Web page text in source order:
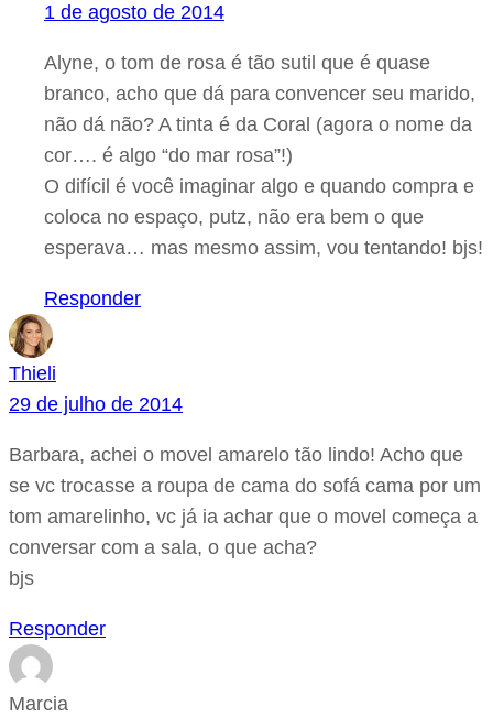
1 de agosto de 2014
Alyne, o tom de rosa é tão sutil que é quase
branco, acho que dá para convencer seu marido,
não dá não? A tinta é da Coral (agora o nome da
cor…. é algo “do mar rosa”!)
O difícil é você imaginar algo e quando compra e
coloca no espaço, putz, não era bem o que
esperava… mas mesmo assim, vou tentando! bjs!
Responder
Thieli
29 de julho de 2014
Barbara, achei o movel amarelo tão lindo! Acho que
se vc trocasse a roupa de cama do sofá cama por um
tom amarelinho, vc já ia achar que o movel começa a
conversar com a sala, o que acha?
bjs
Responder
Marcia